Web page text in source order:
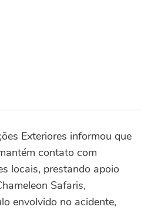
Exteriores informou que
contato com
locais, prestando apoio
Safaris,
envolvido no acidente,